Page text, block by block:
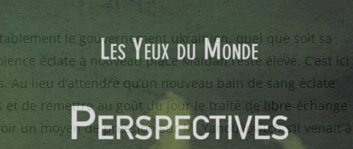
le gouvernement ukrainien, quel que soit sa
éclate à nouveau place Maidan reste élevé. C’est ici
lieu d’attendre qu’un nouveau bain de sang éclate
de remettre au goût du jour le traité de libre-échange
un moyen de pression sur M. Yanoukovitch s’il venait à